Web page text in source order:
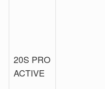
20S PRO
ACTIVE